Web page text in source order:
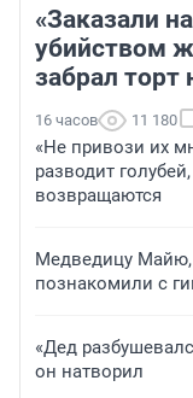
«Заказали
убийством
забрал
16 часов 11 180
«Не привози их
разводит
возвращаются
Медведицу
познакомили с
«Дед
он натворил